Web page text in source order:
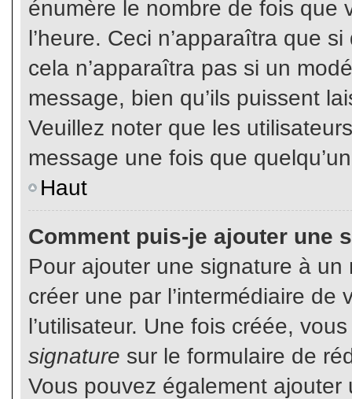
énumère le nombre de fois que
l’heure. Ceci n’apparaîtra que
cela n’apparaîtra pas si un
message, bien qu’ils puissent
Veuillez noter que les
message une fois que
Haut
Comment puis-je ajouter une
Pour ajouter une signature à un
créer une par l’intermédiaire
l’utilisateur. Une fois créée,
signature sur le formulaire de
Vous pouvez également